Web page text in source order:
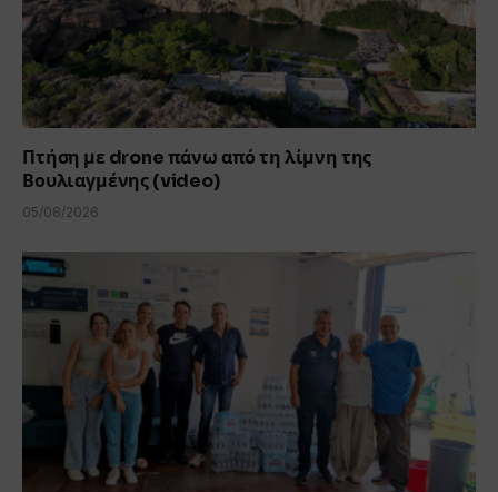
Πτήση με drone πάνω από τη λίμνη της
Βουλιαγμένης (video)
05/08/2026